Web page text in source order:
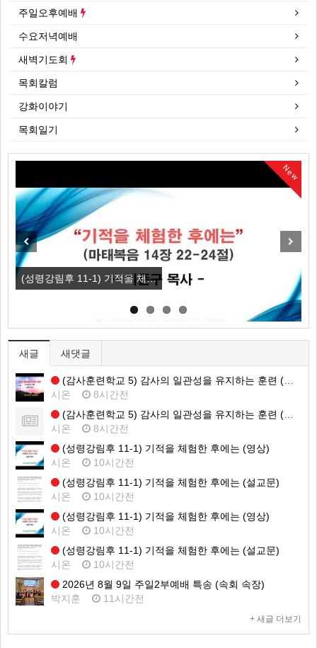
주일오후예배
수요저녁예배
새벽기도회
목회칼럼
강화이야기
목회일기
New
(성령강림후 11-1) 기적을 체…
Previous
새글 새댓글
(감사훈련학교 5) 감사의 일관성을 유지하는 훈련 (영상)
시온
8시간전
(감사훈련학교 5) 감사의 일관성을 유지하는 훈련 (설교문)
시온
8시간전
(성령강림후 11-1) 기적을 체험한 후에는 (영상)
시온
10시간전
(성령강림후 11-1) 기적을 체험한 후에는 (설교문)
시온
10시간전
(성령강림후 11-1) 기적을 체험한 후에는 (영상)
시온
10시간전
(성령강림후 11-1) 기적을 체험한 후에는 (설교문)
시온
10시간전
2026년 8월 9일 주일2부예배 특송 (속회 속장)
박지훈
11시간전
+ 새글 더보기